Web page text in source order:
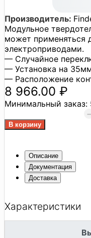
Производитель:
Модульное
может применяться
электроприводами.
— Случайное
— Установка на
— Расположение
8 966.00 ₽
Минимальный заказ:
Описание
Документация
Доставка
Характеристики